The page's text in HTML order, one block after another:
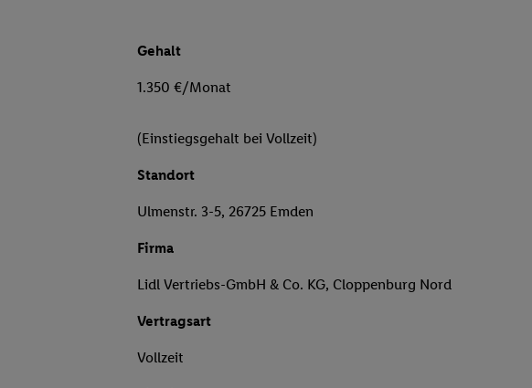
Gehalt
1.350 €/Monat
(Einstiegsgehalt bei Vollzeit)
Standort
Ulmenstr. 3-5, 26725 Emden
Firma
Lidl Vertriebs-GmbH & Co. KG, Cloppenburg Nord
Vertragsart
Vollzeit